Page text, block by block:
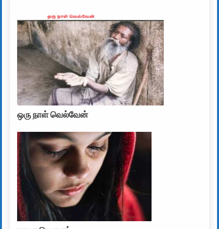
ஒரு நாள் வெல்வேன்